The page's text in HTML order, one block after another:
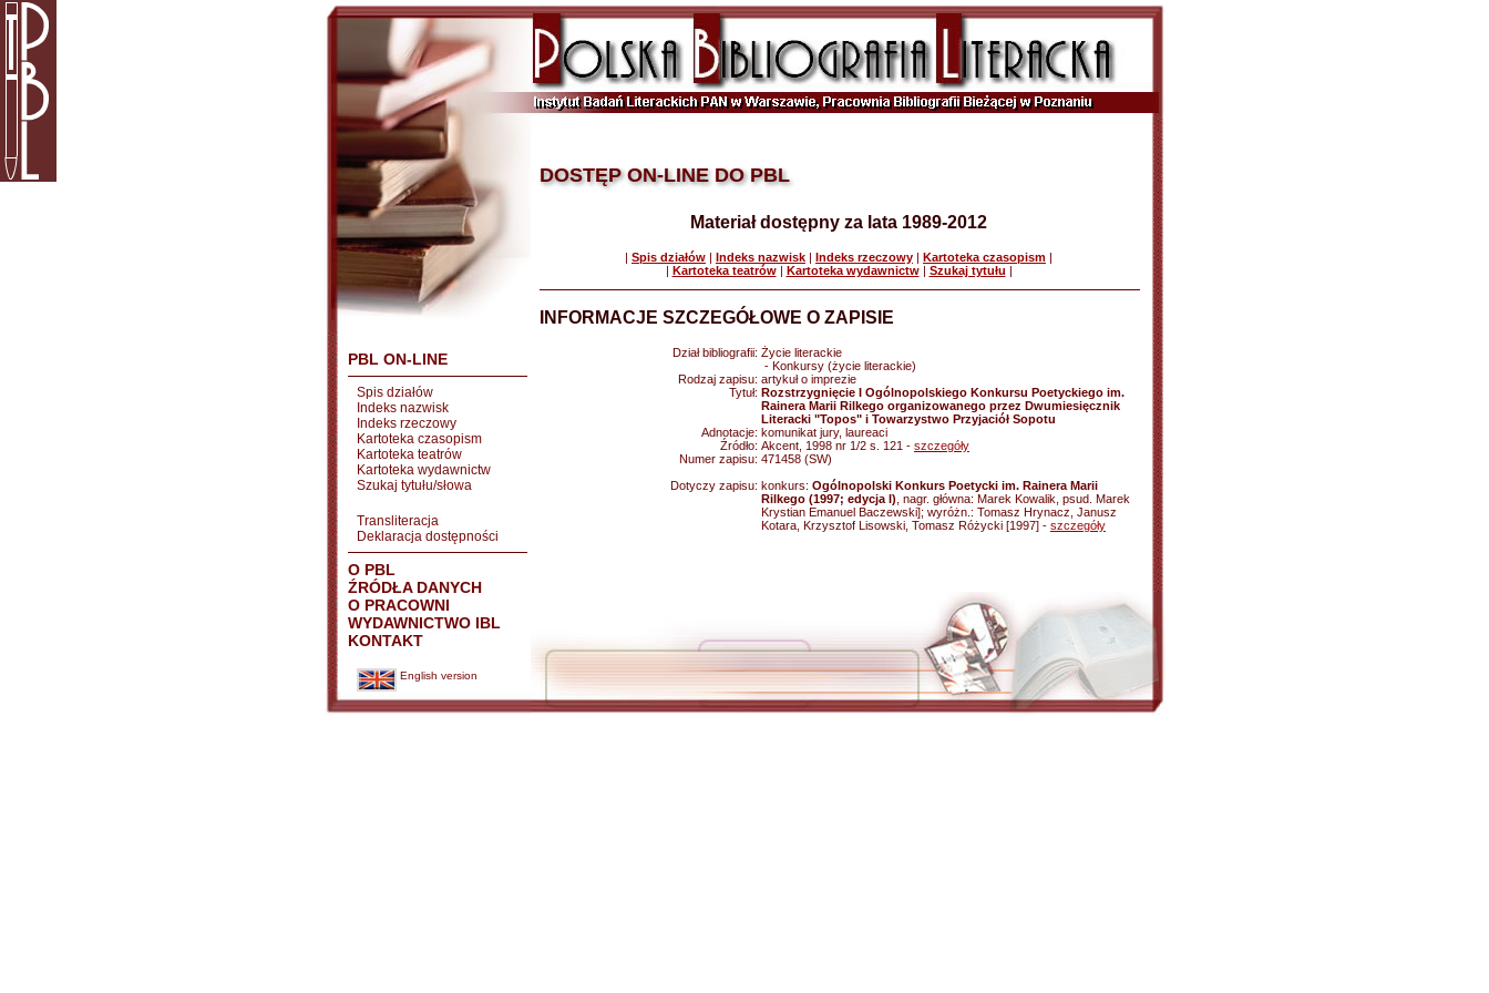
PBL ON-LINE
Spis działów
Indeks nazwisk
Indeks rzeczowy
Kartoteka czasopism
Kartoteka teatrów
Kartoteka wydawnictw
Szukaj tytułu/słowa
Transliteracja
Deklaracja dostępności
O PBL
ŹRÓDŁA DANYCH
O PRACOWNI
WYDAWNICTWO IBL
KONTAKT
English version
DOSTĘP ON-LINE DO PBL
Materiał dostępny za lata 1989-2012
| Spis działów | Indeks nazwisk | Indeks rzeczowy | Kartoteka czasopism |
| Kartoteka teatrów| Kartoteka wydawnictw| Szukaj tytułu |
INFORMACJE SZCZEGÓŁOWE O ZAPISIE
Dział bibliografii: Życie literackie
- Konkursy (życie literackie)
Rodzaj zapisu: artykuł o imprezie
Tytuł: Rozstrzygnięcie I Ogólnopolskiego Konkursu Poetyckiego im.
Rainera Marii Rilkego organizowanego przez Dwumiesięcznik
Literacki "Topos" i Towarzystwo Przyjaciół Sopotu
Adnotacje: komunikat jury, laureaci
Źródło: Akcent, 1998 nr 1/2 s. 121 - szczegóły
Numer zapisu: 471458 (SW)
Dotyczy zapisu: konkurs: Ogólnopolski Konkurs Poetycki im. Rainera Marii
Rilkego (1997; edycja I) , nagr. główna: Marek Kowalik, psud. Marek
Krystian Emanuel Baczewski]; wyróżn.: Tomasz Hrynacz, Janusz
Kotara, Krzysztof Lisowski, Tomasz Różycki [1997] - szczegóły